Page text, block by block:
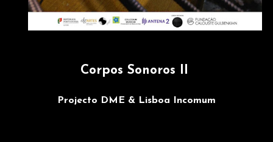
Corpos Sonoros II
Projecto DME & Lisboa Incomum